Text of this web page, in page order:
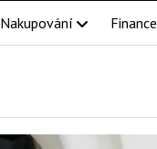
Nakupování Finance